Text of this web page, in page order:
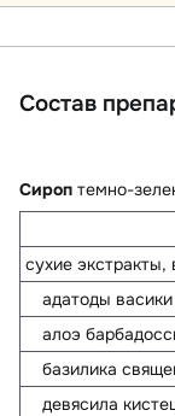
Состав
Сироп темно-
сухие
адатоды васики
алоэ
базилика
девясила